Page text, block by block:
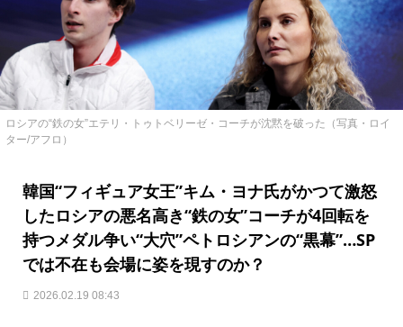
ロシアの“鉄の女”エテリ・トゥトベリーゼ・コーチが沈黙を破った（写真・ロイ
ター/アフロ）
韓国“フィギュア女王”キム・ヨナ氏がかつて激怒
したロシアの悪名高き“鉄の女”コーチが4回転を
持つメダル争い“大穴”ペトロシアンの“黒幕”…SP
では不在も会場に姿を現すのか？
2026.02.19 08:43